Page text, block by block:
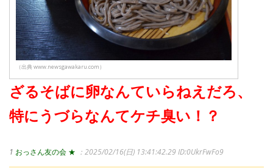
（出典 www.newsgawakaru.com）
ざるそばに卵なんていらねえだろ、
特にうづらなんてケチ臭い！？
1 おっさん友の会 ★ ：2025/02/16(日) 13:41:42.29 ID:0UkrFwFo9